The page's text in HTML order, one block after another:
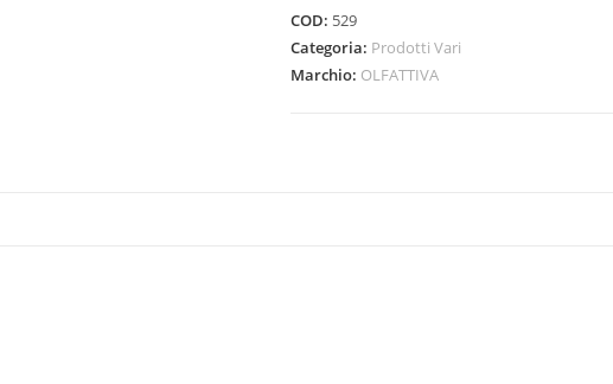
COD: 529
Categoria: Prodotti Vari
Marchio: OLFATTIVA